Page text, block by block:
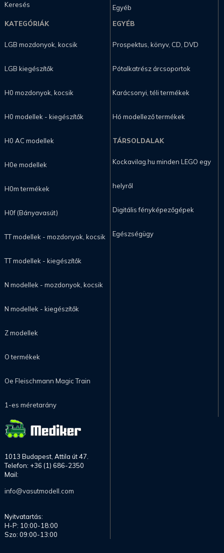
Keresés
Egyéb
KATEGÓRIÁK
LGB mozdonyok, kocsik
LGB kiegészítők
H0 mozdonyok, kocsik
H0 modellek - kiegészítők
H0 AC modellek
H0e modellek
H0m termékek
H0f (Bányavasút)
TT modellek - mozdonyok, kocsik
TT modellek - kiegészítők
N modellek - mozdonyok, kocsik
N modellek - kiegészítők
Z modellek
O termékek
Oe Fleischmann Magic Train
1-es méretarány
EGYÉB
Prospektus, könyv, CD, DVD
Pótalkatrész árcsoportok
Karácsonyi, téli termékek
Hó modellező termékek
TÁRSOLDALAK
Kockavilag.hu minden LEGO egy
helyről
Digitális fényképezőgépek
Egészségügy
1013 Budapest, Attila út 47.
Telefon: +36 (1) 686-2350
Mail:
info@vasutmodell.com
Nyitvatartás:
H-P: 10:00-18:00
Szo: 09:00-13:00